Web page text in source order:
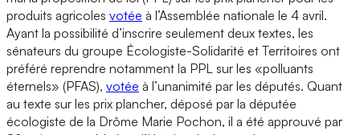
produits agricoles votée à l’Assemblée nationale le 4 avril.
Ayant la possibilité d’inscrire seulement deux textes, les
sénateurs du groupe Écologiste-Solidarité et Territoires ont
préféré reprendre notamment la PPL sur les «polluants
éternels» (PFAS), votée à l’unanimité par les députés. Quant
au texte sur les prix plancher, déposé par la députée
écologiste de la Drôme Marie Pochon, il a été approuvé par